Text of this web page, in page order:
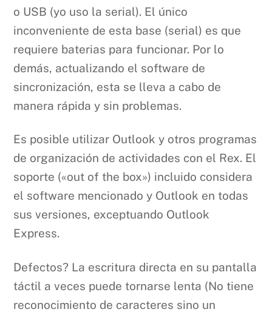
o USB (yo uso la serial). El único
inconveniente de esta base (serial) es que
requiere baterias para funcionar. Por lo
demás, actualizando el software de
sincronización, esta se lleva a cabo de
manera rápida y sin problemas.
Es posible utilizar Outlook y otros programas
de organización de actividades con el Rex. El
soporte («out of the box») incluido considera
el software mencionado y Outlook en todas
sus versiones, exceptuando Outlook
Express.
Defectos? La escritura directa en su pantalla
táctil a veces puede tornarse lenta (No tiene
reconocimiento de caracteres sino un